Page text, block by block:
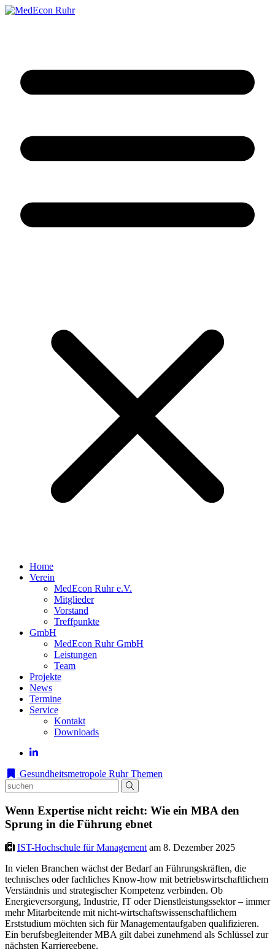
Home
Verein
MedEcon Ruhr e.V.
Mitglieder
Vorstand
Treffpunkte
GmbH
MedEcon Ruhr GmbH
Leistungen
Team
Projekte
News
Termine
Service
Kontakt
Downloads
Gesundheitsmetropole Ruhr Themen
Wenn Expertise nicht reicht: Wie ein MBA den
Sprung in die Führung ebnet
IST-Hochschule für Managementam 8. Dezember 2025
In vielen Branchen wächst der Bedarf an Führungskräften, die
technisches oder fachliches Know-how mit betriebswirtschaftlichem
Verständnis und strategischer Kompetenz verbinden. Ob
Energieversorgung, Industrie, IT oder Dienstleistungssektor – immer
mehr Mitarbeitende mit nicht-wirtschaftswissenschaftlichem
Erststudium möchten sich für Managementaufgaben qualifizieren.
Ein berufsbegleitender MBA gilt dabei zunehmend als Schlüssel zur
nächsten Karriereebene.